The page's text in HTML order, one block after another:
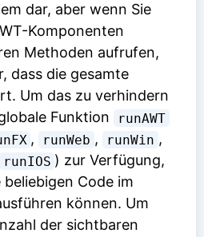
dar, aber wenn Sie
Komponenten
Methoden aufrufen,
dass die gesamte
Um das zu verhindern
Funktion
runAWT
, runWeb , runWin ,
runIOS ) zur Verfügung,
Code im
können. Um
der sichtbaren